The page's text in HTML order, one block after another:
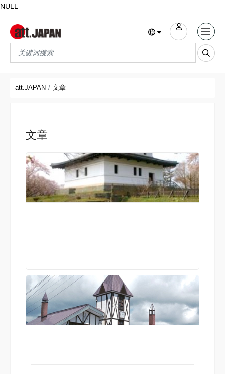
NULL
Translations title cont
att.JAPAN 文章
文章